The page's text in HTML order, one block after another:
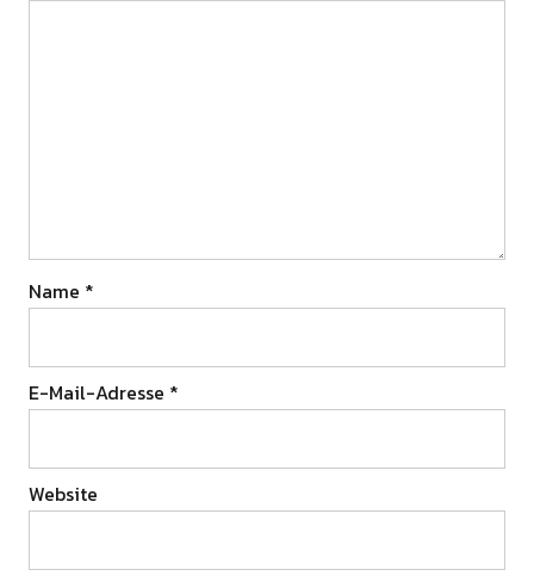
Name *
E-Mail-Adresse *
Website